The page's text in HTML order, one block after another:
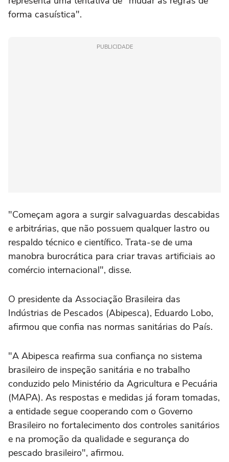
forma casuística".
PUBLICIDADE
"Começam agora a surgir salvaguardas descabidas
e arbitrárias, que não possuem qualquer lastro ou
respaldo técnico e científico. Trata-se de uma
manobra burocrática para criar travas artificiais ao
comércio internacional", disse.
O presidente da Associação Brasileira das
Indústrias de Pescados (Abipesca), Eduardo Lobo,
afirmou que confia nas normas sanitárias do País.
"A Abipesca reafirma sua confiança no sistema
brasileiro de inspeção sanitária e no trabalho
conduzido pelo Ministério da Agricultura e Pecuária
(MAPA). As respostas e medidas já foram tomadas,
a entidade segue cooperando com o Governo
Brasileiro no fortalecimento dos controles sanitários
e na promoção da qualidade e segurança do
pescado brasileiro", afirmou.